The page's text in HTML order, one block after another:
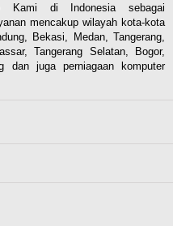
Kami di Indonesia sebagai
mencakup wilayah kota-kota
Bekasi, Medan, Tangerang,
Tangerang Selatan, Bogor,
dan juga perniagaan komputer